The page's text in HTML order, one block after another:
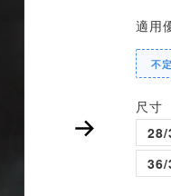
適用
不
尺寸
28/
36/